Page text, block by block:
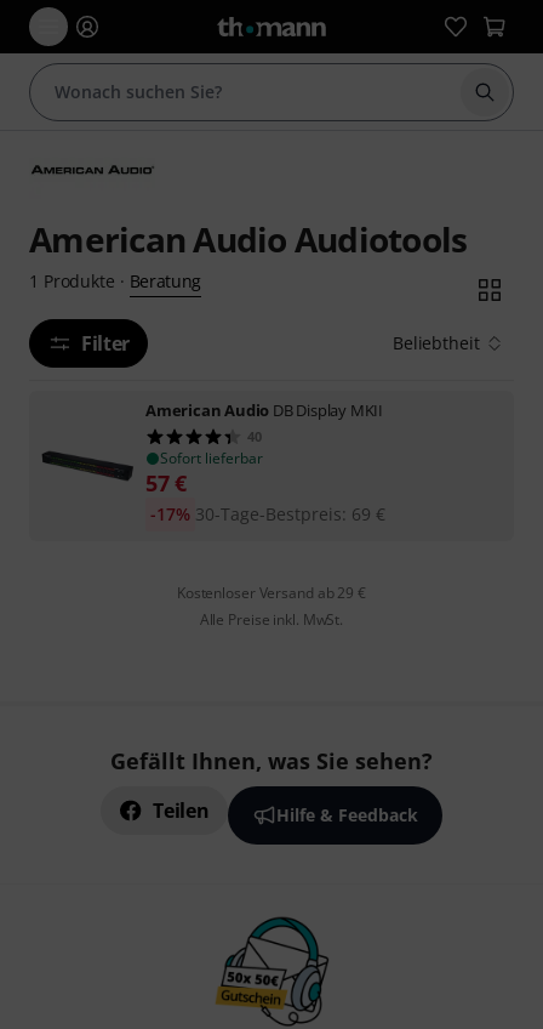
Suche
American Audio Audiotools
1 Produkte · Beratung
Filter Beliebtheit
American Audio DB Display MKII
40
Sofort lieferbar
57€
30-Tage-Bestpreis: 69 €
-17%
Kostenloser Versand ab 29 €
Alle Preise inkl. MwSt.
Gefällt Ihnen, was Sie sehen?
Teilen Hilfe & Feedback